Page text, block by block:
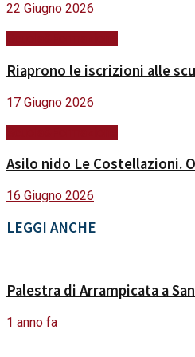
22 Giugno 2026
Riaprono le iscrizioni alle
17 Giugno 2026
Asilo nido Le Costellazioni.
16 Giugno 2026
LEGGI ANCHE
Palestra di Arrampicata a
1 anno fa